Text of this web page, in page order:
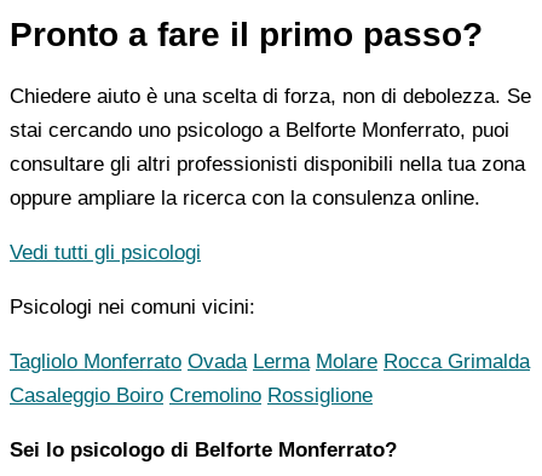
Pronto a fare il primo passo?
Chiedere aiuto è una scelta di forza, non di debolezza. Se
stai cercando uno psicologo a Belforte Monferrato, puoi
consultare gli altri professionisti disponibili nella tua zona
oppure ampliare la ricerca con la consulenza online.
Vedi tutti gli psicologi
Psicologi nei comuni vicini:
Tagliolo Monferrato Ovada Lerma Molare Rocca Grimalda
Casaleggio Boiro Cremolino Rossiglione
Sei lo psicologo di Belforte Monferrato?